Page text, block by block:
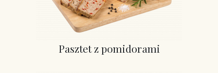
Pasztet z pomidorami